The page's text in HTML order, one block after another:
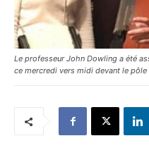
Le professeur John Dowling a été
ce mercredi vers midi devant le